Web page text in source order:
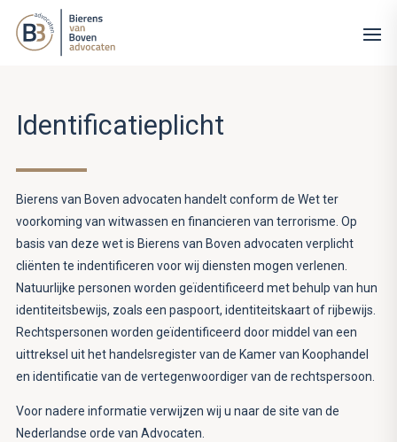
Identificatieplicht
Bierens van Boven advocaten handelt conform de Wet ter
voorkoming van witwassen en financieren van terrorisme. Op
basis van deze wet is Bierens van Boven advocaten verplicht
cliënten te indentificeren voor wij diensten mogen verlenen.
Natuurlijke personen worden geïdentificeerd met behulp van hun
identiteitsbewijs, zoals een paspoort, identiteitskaart of rijbewijs.
Rechtspersonen worden geïdentificeerd door middel van een
uittreksel uit het handelsregister van de Kamer van Koophandel
en identificatie van de vertegenwoordiger van de rechtspersoon.
Voor nadere informatie verwijzen wij u naar de site van de
Nederlandse orde van Advocaten.